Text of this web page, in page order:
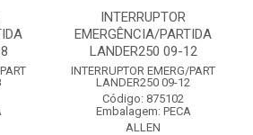
INTERRUPTOR
EMERGÊNCIA/PARTIDA
LANDER250 09-12
INTERRUPTOR EMERG/PART
LANDER250 09-12
Código: 875102
Embalagem: PECA
ALLEN